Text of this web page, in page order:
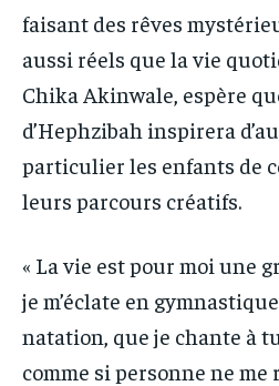
faisant des rêves
aussi réels que la vie
Chika Akinwale, espère
d’Hephzibah inspirera
particulier les enfants de
leurs parcours créatifs.
« La vie est pour moi une
je m’éclate en
natation, que je chante à
comme si personne ne me